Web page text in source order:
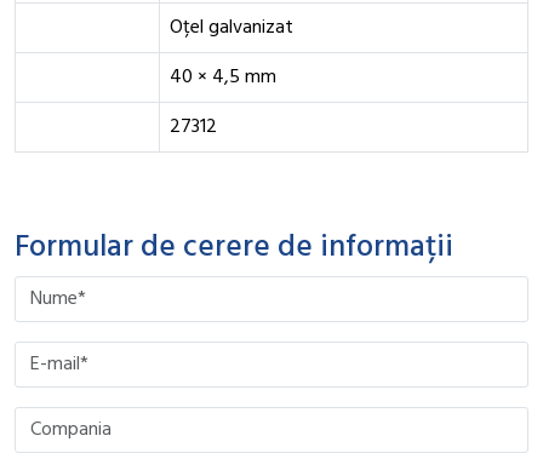
Oțel galvanizat
40 × 4,5 mm
27312
Formular de cerere de informații
Please leave this field empty.
Please leave this field empty.
Please leave this field empty.
Please leave this field empty.